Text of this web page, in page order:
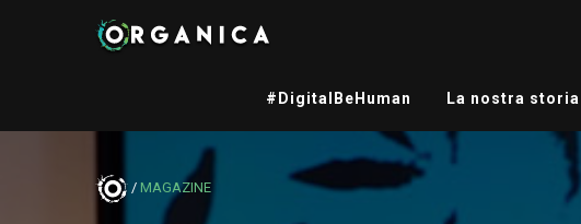
#DigitalBeHuman La nostra storia
/ MAGAZINE